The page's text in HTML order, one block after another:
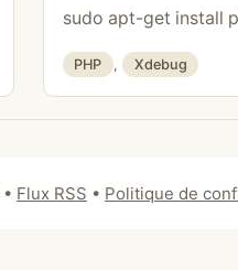
sudo apt-get install
qu’il soit accessible
fichier sudo nano /
Lire la suite
Catégories
PHP , Xdebug
• Flux RSS • Politique de